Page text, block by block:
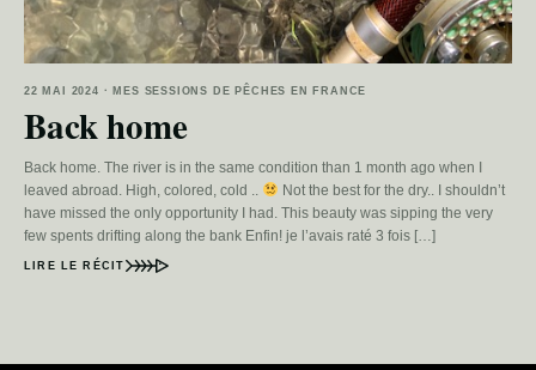
22 MAI 2024 · MES SESSIONS DE PÊCHES EN FRANCE
Back home
Back home. The river is in the same condition than 1 month ago when I
leaved abroad. High, colored, cold ..
Not the best for the dry.. I shouldn’t
have missed the only opportunity I had. This beauty was sipping the very
few spents drifting along the bank Enfin! je l’avais raté 3 fois […]
LIRE LE RÉCIT